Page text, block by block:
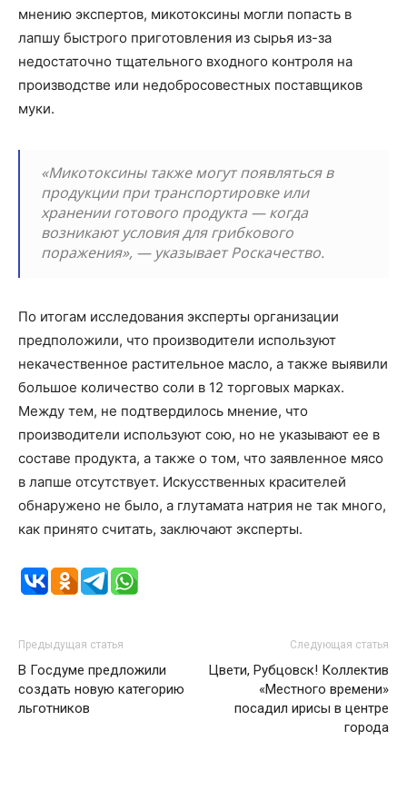
мнению экспертов, микотоксины могли попасть в
лапшу быстрого приготовления из сырья из-за
недостаточно тщательного входного контроля на
производстве или недобросовестных поставщиков
муки.
«Микотоксины также могут появляться в
продукции при транспортировке или
хранении готового продукта — когда
возникают условия для грибкового
поражения», — указывает Роскачество.
По итогам исследования эксперты организации
предположили, что производители используют
некачественное растительное масло, а также выявили
большое количество соли в 12 торговых марках.
Между тем, не подтвердилось мнение, что
производители используют сою, но не указывают ее в
составе продукта, а также о том, что заявленное мясо
в лапше отсутствует. Искусственных красителей
обнаружено не было, а глутамата натрия не так много,
как принято считать, заключают эксперты.
Предыдущая статья
В Госдуме предложили
создать новую категорию
льготников
Следующая статья
Цвети, Рубцовск! Коллектив
«Местного времени»
посадил ирисы в центре
города